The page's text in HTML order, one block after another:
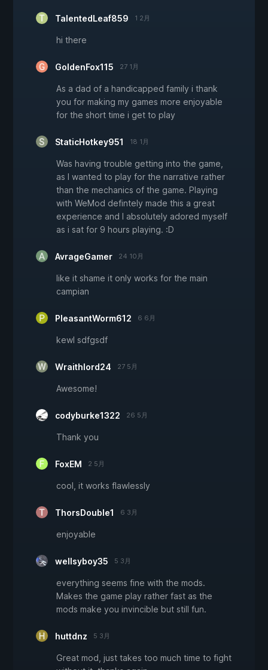
TalentedLeaf859 1 2月
hi there
GoldenFox115 27 1月
As a dad of a handicapped family i thank
you for making my games more enjoyable
for the short time i get to play
StaticHotkey951 18 1月
Was having trouble getting into the game,
as I wanted to play for the narrative rather
than the mechanics of the game. Playing
with WeMod defintely made this a great
experience and I absolutely adored myself
as i sat for 9 hours playing. :D
AvrageGamer 24 10月
like it shame it only works for the main
campian
PleasantWorm612 6 6月
kewl sdfgsdf
Wraithlord24 27 5月
Awesome!
codyburke1322 26 5月
Thank you
FoxEM 2 5月
cool, it works flawlessly
ThorsDouble1 6 3月
enjoyable
wellsyboy35 5 3月
everything seems fine with the mods.
Makes the game play rather fast as the
mods make you invincible but still fun.
huttdnz 5 3月
Great mod, just takes too much time to fight